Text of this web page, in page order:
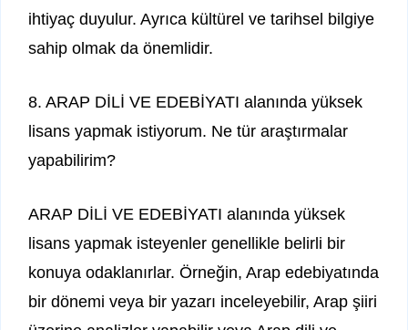
ihtiyaç duyulur. Ayrıca kültürel ve tarihsel bilgiye
sahip olmak da önemlidir.
8. ARAP DİLİ VE EDEBİYATI alanında yüksek
lisans yapmak istiyorum. Ne tür araştırmalar
yapabilirim?
ARAP DİLİ VE EDEBİYATI alanında yüksek
lisans yapmak isteyenler genellikle belirli bir
konuya odaklanırlar. Örneğin, Arap edebiyatında
bir dönemi veya bir yazarı inceleyebilir, Arap şiiri